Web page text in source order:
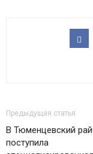
Предыдущая статья
В Тюменцевский
поступила